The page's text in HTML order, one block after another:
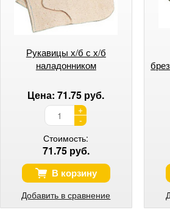
Рукавицы х/б с х/б
наладонником
Цена: 71.75 руб.
+
-
Стоимость:
71.75 руб.
В корзину
Добавить в сравнение